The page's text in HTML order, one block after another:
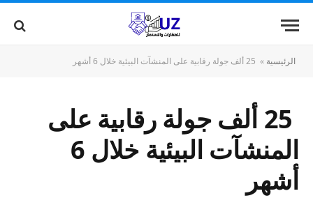
الرئيسية »
25 ألف جولة رقابية على
المنشآت البيئية خلال 6
أشهر